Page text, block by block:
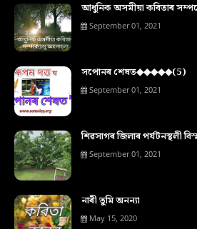
আধুনিক অসমীয়া কবিতাৰ
September 01, 2021
সপোনৰ শেষত◆◆◆◆◆(5)
September 01, 2021
শিৱসাগৰ জিলাৰ পৰ্যটনস্থলী
September 01, 2021
নাৰী তুমি অনন্যা
May 15, 2020